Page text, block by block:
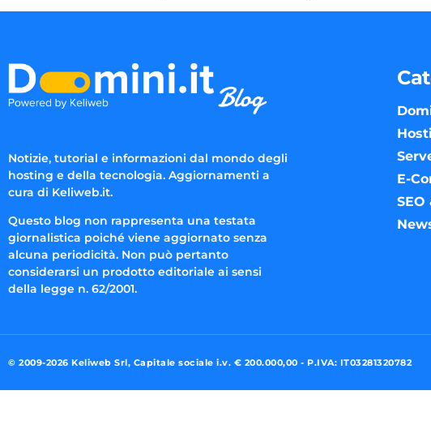
Notizie, tutorial e informazioni dal mondo degli
hosting e della tecnologia. Aggiornamenti a
cura di Keliweb.it.
Questo blog non rappresenta una testata
giornalistica poiché viene aggiornato senza
alcuna periodicità. Non può pertanto
considerarsi un prodotto editoriale ai sensi
della legge n. 62/2001.
E-
© 2009-2026 Keliweb Srl, Capitale sociale i.v. € 200.000,00 - P.IVA: IT03281320782